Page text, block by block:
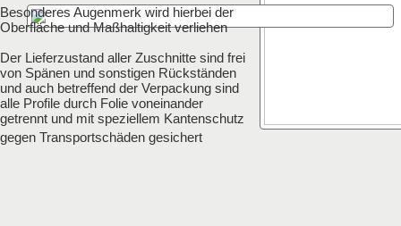
Besonderes Augenmerk wird hierbei der
Oberfläche und Maßhaltigkeit verliehen
Der Lieferzustand aller Zuschnitte sind frei
von Spänen und sonstigen Rückständen
und auch betreffend der Verpackung sind
alle Profile durch Folie voneinander
getrennt und mit speziellem Kantenschutz
gegen Transportschäden gesichert